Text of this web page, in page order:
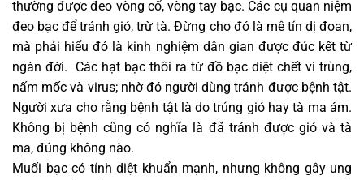
thường được đeo vòng cổ, vòng tay bạc. Các cụ quan niệm
đeo bạc để tránh gió, trừ tà. Đừng cho đó là mê tín dị đoan,
mà phải hiểu đó là kinh nghiệm dân gian được đúc kết từ
ngàn đời. Các hạt bạc thôi ra từ đồ bạc diệt chết vi trùng,
nấm mốc và virus; nhờ đó người dùng tránh được bệnh tật.
Người xưa cho rằng bệnh tật là do trúng gió hay tà ma ám.
Không bị bệnh cũng có nghĩa là đã tránh được gió và tà
ma, đúng không nào.
Muối bạc có tính diệt khuẩn mạnh, nhưng không gây ung